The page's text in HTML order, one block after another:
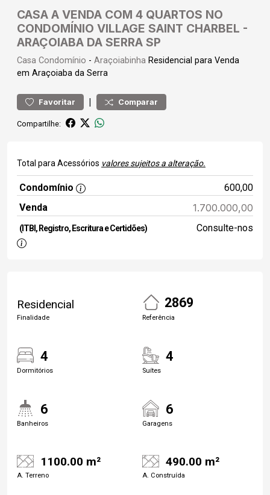
CASA A VENDA COM 4 QUARTOS NO
CONDOMÍNIO VILLAGE SAINT CHARBEL -
ARAÇOIABA DA SERRA SP
Casa Condomínio - Araçoiabinha Residencial para Venda
em Araçoiaba da Serra
Favoritar | Comparar
Compartilhe:
Total para Acessórios valores sujeitos a alteração.
Condomínio
600,00
Venda
1.700.000,00
(ITBI, Registro, Escritura e Certidões) Consulte-nos
Residencial
Finalidade
2869
Referência
4
Dormitórios
4
Suítes
6
Banheiros
6
Garagens
1100.00 m²
A. Terreno
490.00 m²
A. Construída